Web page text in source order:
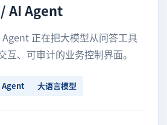
AI Agent
Agent 正在把大模型从问答工具
互、可审计的业务控制界面。
Agent 大语言模型